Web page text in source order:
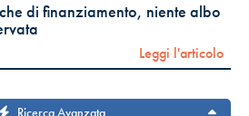
di finanziamento, niente albo
Leggi l'articolo
Ricerca Avanzata